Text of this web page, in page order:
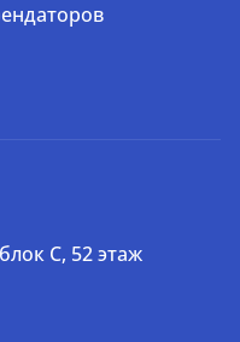
С, 52 этаж